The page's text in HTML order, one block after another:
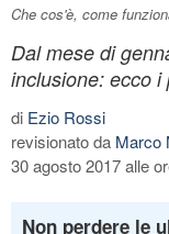
Che cos'è, come
Dal mese di
inclusione: ecco i
di Ezio Rossi
revisionato da Marco
30 agosto 2017 alle
Non perdere le